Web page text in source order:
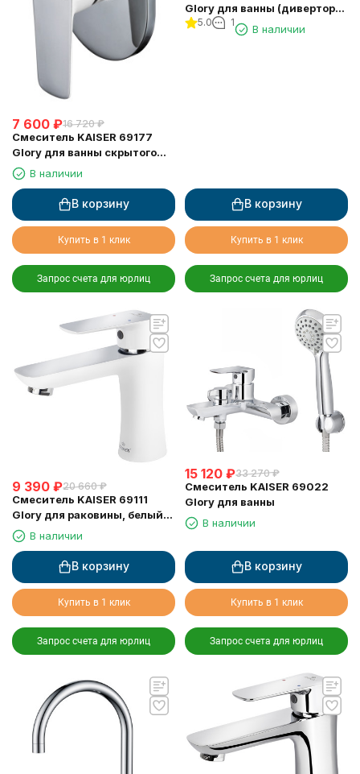
7 600 ₽16 720 ₽
Смеситель KAISER 69177
Glory для ванны скрытого
монтажа
В наличии
В корзину
Купить в 1 клик
Запрос счета для юрлиц
Glory для ванны (дивертор
6057)
5.0 1
В наличии
В корзину
Купить в 1 клик
Запрос счета для юрлиц
9 390 ₽20 660 ₽
Смеситель KAISER 69111
Glory для раковины, белый/
хромВ наличии
В корзину
Купить в 1 клик
Запрос счета для юрлиц
15 120 ₽33 270 ₽
Смеситель KAISER 69022
Glory для ванны
В наличии
В корзину
Купить в 1 клик
Запрос счета для юрлиц